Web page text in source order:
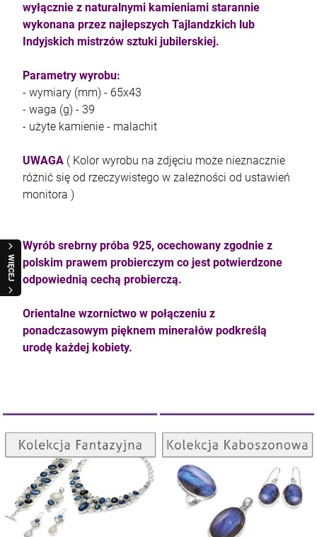
kam F granat okr 3
4,71 zł
DO KOSZYKA
WIĘCEJ
wyłącznie z naturalnymi kamieniami starannie
wykonana przez najlepszych Tajlandzkich lub
Indyjskich mistrzów sztuki jubilerskiej.
Parametry wyrobu:
- wymiary (mm) - 65x43
- waga (g) - 39
- użyte kamienie - malachit
UWAGA ( Kolor wyrobu na zdjęciu może nieznacznie
różnić się od rzeczywistego w zależności od ustawień
monitora )
Wyrób srebrny próba 925, ocechowany zgodnie z
polskim prawem probierczym co jest potwierdzone
odpowiednią cechą probierczą.
Orientalne wzornictwo w połączeniu z
ponadczasowym pięknem minerałów podkreślą
urodę każdej kobiety.
Kolekcja Fantazyjna
ZOBACZ
Kolekcja Kaboszonowa
ZOBACZ